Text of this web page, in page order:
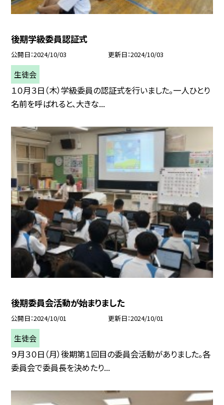
後期学級委員認証式
公開日 2024/10/03 更新日 2024/10/03
生徒会
１０月３日（木）学級委員の認証式を行いました。一人ひとり
名前を呼ばれると、大きな...
後期委員会活動が始まりました
公開日 2024/10/01 更新日 2024/10/01
生徒会
９月３０日（月）後期第１回目の委員会活動がありました。各
委員会で委員長を決めたり...